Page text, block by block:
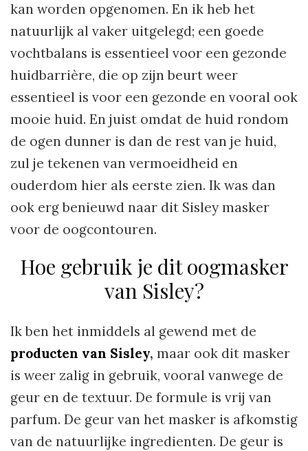
kan worden opgenomen. En ik heb het
natuurlijk al vaker uitgelegd; een goede
vochtbalans is essentieel voor een gezonde
huidbarrière, die op zijn beurt weer
essentieel is voor een gezonde en vooral ook
mooie huid. En juist omdat de huid rondom
de ogen dunner is dan de rest van je huid,
zul je tekenen van vermoeidheid en
ouderdom hier als eerste zien. Ik was dan
ook erg benieuwd naar dit Sisley masker
voor de oogcontouren.
Hoe gebruik je dit oogmasker
van Sisley?
Ik ben het inmiddels al gewend met de
producten van Sisley, maar ook dit masker
is weer zalig in gebruik, vooral vanwege de
geur en de textuur. De formule is vrij van
parfum. De geur van het masker is afkomstig
van de natuurlijke ingredienten. De geur is